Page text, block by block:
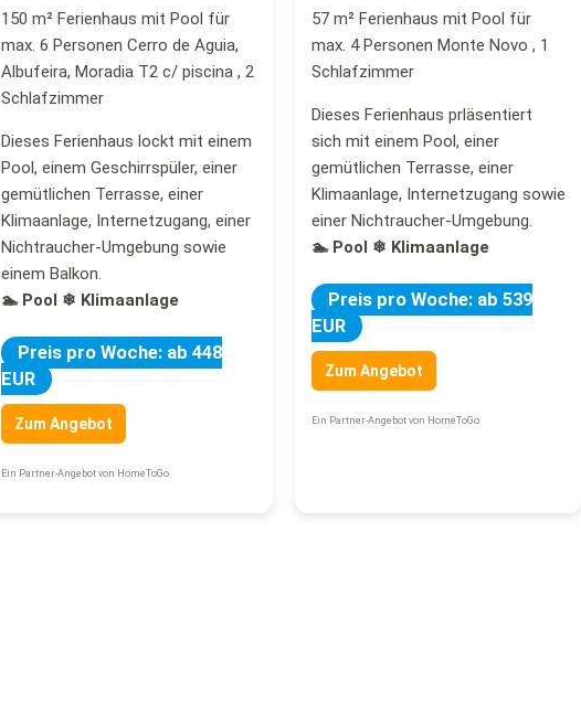
150 m² Ferienhaus mit Pool für
max. 6 Personen Cerro de Aguia,
Albufeira, Moradia T2 c/ piscina , 2
Schlafzimmer
Dieses Ferienhaus lockt mit einem
Pool, einem Geschirrspüler, einer
gemütlichen Terrasse, einer
Klimaanlage, Internetzugang, einer
Nichtraucher-Umgebung sowie
einem Balkon.
🏊 Pool ❄ Klimaanlage
Preis pro Woche: ab 448
EUR
Zum Angebot
Ein Partner-Angebot von HomeToGo
57 m² Ferienhaus mit Pool für
max. 4 Personen Monte Novo , 1
Schlafzimmer
Dieses Ferienhaus prläsentiert
sich mit einem Pool, einer
gemütlichen Terrasse, einer
Klimaanlage, Internetzugang sowie
einer Nichtraucher-Umgebung.
🏊 Pool ❄ Klimaanlage
Preis pro Woche: ab 539
EUR
Zum Angebot
Ein Partner-Angebot von HomeToGo